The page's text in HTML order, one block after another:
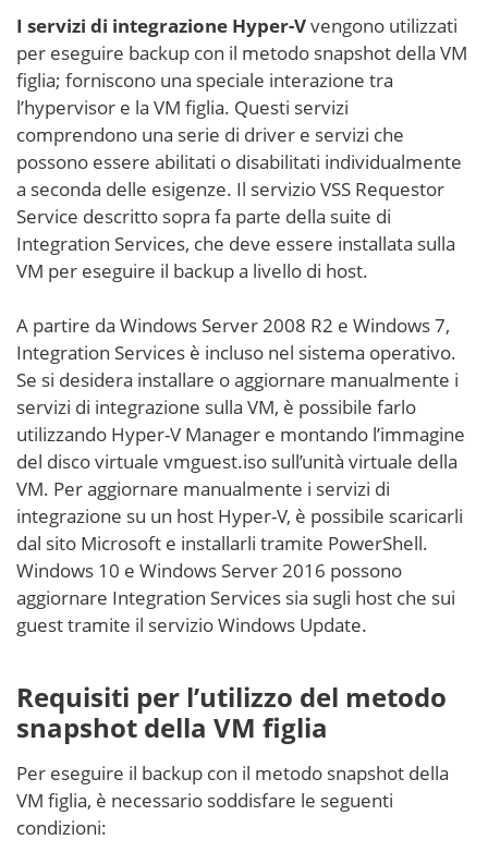
I servizi di integrazione Hyper-Vvengono utilizzati
per eseguire backup con il metodo snapshot della VM
figlia; forniscono una speciale interazione tra
l’hypervisor e la VM figlia. Questi servizi
comprendono una serie di driver e servizi che
possono essere abilitati o disabilitati individualmente
a seconda delle esigenze. Il servizio VSS Requestor
Service descritto sopra fa parte della suite di
Integration Services, che deve essere installata sulla
VM per eseguire il backup a livello di host.
A partire da Windows Server 2008 R2 e Windows 7,
Integration Services è incluso nel sistema operativo.
Se si desidera installare o aggiornare manualmente i
servizi di integrazione sulla VM, è possibile farlo
utilizzando Hyper-V Manager e montando l’immagine
del disco virtuale vmguest.iso sull’unità virtuale della
VM. Per aggiornare manualmente i servizi di
integrazione su un host Hyper-V, è possibile scaricarli
dal sito Microsoft e installarli tramite PowerShell.
Windows 10 e Windows Server 2016 possono
aggiornare Integration Services sia sugli host che sui
guest tramite il servizio Windows Update.
Requisiti per l’utilizzo del metodo
snapshot della VM figlia
Per eseguire il backup con il metodo snapshot della
VM figlia, è necessario soddisfare le seguenti
condizioni: